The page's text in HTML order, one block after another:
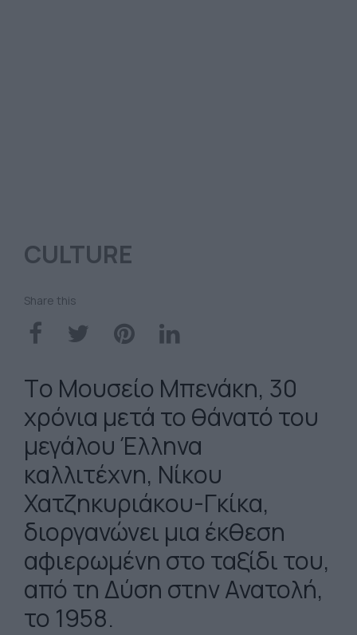
CULTURE
Share this
Tο Μουσείο Μπενάκη, 30
χρόνια μετά το θάνατό του
μεγάλου Έλληνα
καλλιτέχνη, Νίκου
Χατζηκυριάκου-Γκίκα,
διοργανώνει μια έκθεση
αφιερωμένη στο ταξίδι του,
από τη Δύση στην Ανατολή,
το 1958.